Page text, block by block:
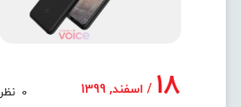
18 / اسفند, 1399 0 نظر